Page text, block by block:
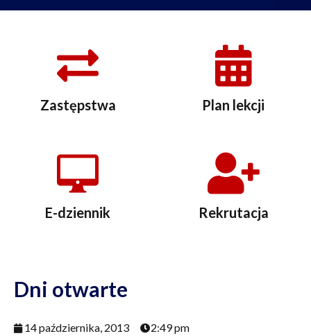
Zastępstwa Plan lekcji
E-dziennik Rekrutacja
Dni otwarte
14 października, 2013 2:49 pm